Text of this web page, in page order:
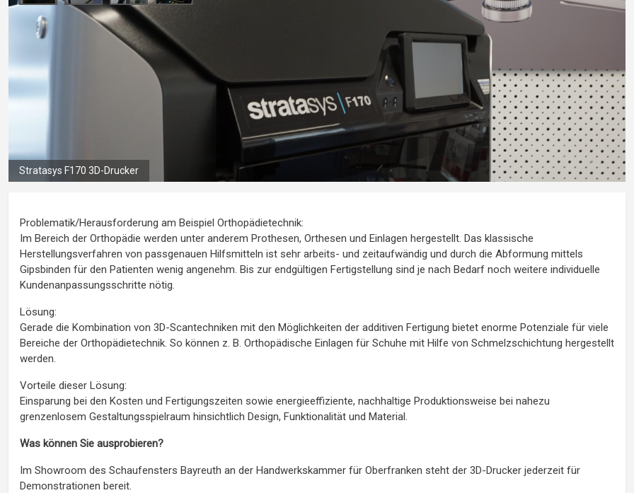
Stratasys F170 3D-Drucker
Problematik/Herausforderung am Beispiel Orthopädietechnik:
Im Bereich der Orthopädie werden unter anderem Prothesen, Orthesen und Einlagen hergestellt. Das klassische
Herstellungsverfahren von passgenauen Hilfsmitteln ist sehr arbeits- und zeitaufwändig und durch die Abformung mittels
Gipsbinden für den Patienten wenig angenehm. Bis zur endgültigen Fertigstellung sind je nach Bedarf noch weitere individuelle
Kundenanpassungsschritte nötig.
Lösung:
Gerade die Kombination von 3D-Scantechniken mit den Möglichkeiten der additiven Fertigung bietet enorme Potenziale für viele
Bereiche der Orthopädietechnik. So können z. B. Orthopädische Einlagen für Schuhe mit Hilfe von Schmelzschichtung hergestellt
werden.
Vorteile dieser Lösung:
Einsparung bei den Kosten und Fertigungszeiten sowie energieeffiziente, nachhaltige Produktionsweise bei nahezu
grenzenlosem Gestaltungsspielraum hinsichtlich Design, Funktionalität und Material.
Was können Sie ausprobieren?
Im Showroom des Schaufensters Bayreuth an der Handwerkskammer für Oberfranken steht der 3D-Drucker jederzeit für
Demonstrationen bereit.